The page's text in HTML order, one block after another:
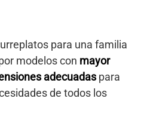
para una familia
modelos con mayor
adecuadaspara
de todos los